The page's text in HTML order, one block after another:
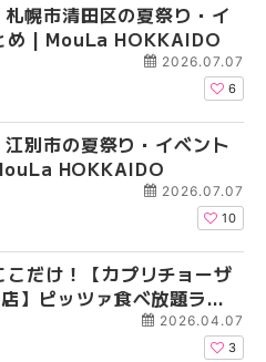
幌市清田区の夏祭り・イ
め | MouLa HOKKAIDO
2026.07.07
6
別市の夏祭り・イベント
HOKKAIDO
2026.07.07
10
こだけ！【カプリチョーザ
】ピッツァ食べ放題ラン
最強だった！【キッズビュ
円】 | MouLa HOKKAIDO
2026.04.07
3
2026年夏 札幌市手稲
ベントまとめ |
2026年夏 札幌市南区
ントまとめ | MouLa
札幌の麻辣湯（マーラ
め専門店9選！本場の
新店まで徹底比較 |
2026年夏 札幌市東区
ントまとめ | MouLa
2026年夏 札幌市南区
ントまとめ | MouLa
2026年夏 恵庭市・千
イベントまとめ |